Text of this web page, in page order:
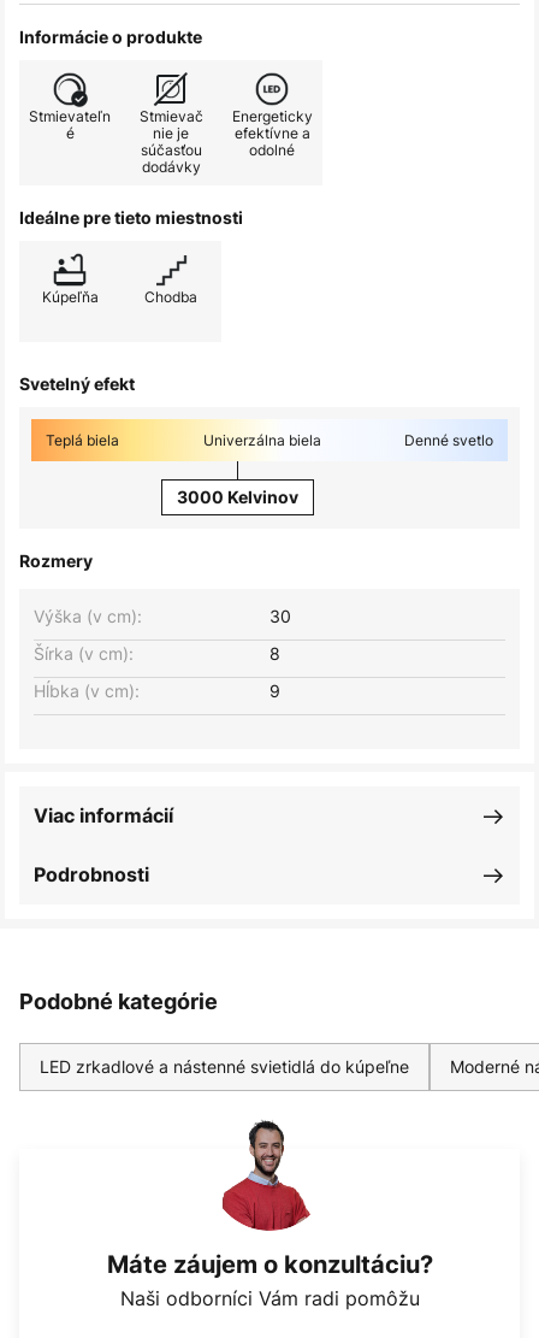
Informácie o produkte
Stmievateľn
é
Stmievač
nie je
súčasťou
dodávky
Energeticky
efektívne a
odolné
Ideálne pre tieto miestnosti
Kúpeľňa Chodba
Svetelný efekt
Teplá biela Univerzálna biela Denné svetlo
3000 Kelvinov
Rozmery
Šírka (v cm): 8
Výška (v cm): 30
Hĺbka (v cm): 9
Podrobnosti
Viac informácií
Podobné kategórie
LED zrkadlové a nástenné svietidlá do kúpeľne Moderné
Máte záujem o konzultáciu?
Naši odborníci Vám radi pomôžu